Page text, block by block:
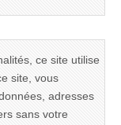
ce site utilise
site, vous
adresses
sans votre